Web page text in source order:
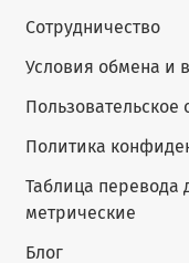
Сотрудничество
Условия обмена и
Пользовательское
Политика
Таблица
метрические
Блог